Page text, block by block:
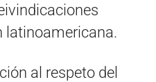
latinoamericana.
al respeto del